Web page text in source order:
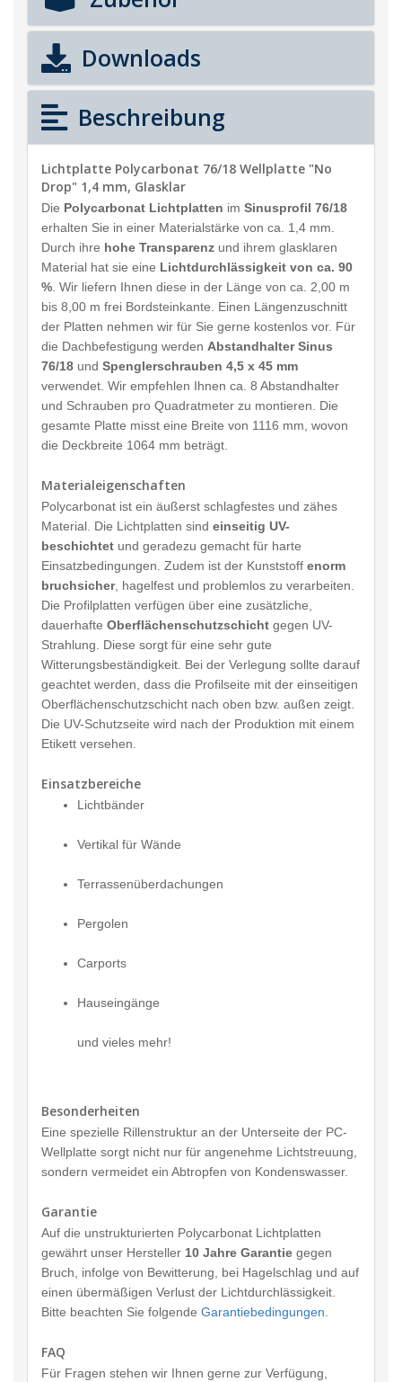
Downloads
Beschreibung
Lichtplatte Polycarbonat 76/18 Wellplatte "No
Drop" 1,4 mm, Glasklar
Die Polycarbonat Lichtplatten im Sinusprofil 76/18
erhalten Sie in einer Materialstärke von ca. 1,4 mm.
Durch ihre hohe Transparenz und ihrem glasklaren
Material hat sie eine Lichtdurchlässigkeit von ca. 90
%. Wir liefern Ihnen diese in der Länge von ca. 2,00 m
bis 8,00 m frei Bordsteinkante. Einen Längenzuschnitt
der Platten nehmen wir für Sie gerne kostenlos vor. Für
die Dachbefestigung werden Abstandhalter Sinus
76/18 und Spenglerschrauben 4,5 x 45 mm
verwendet. Wir empfehlen Ihnen ca. 8 Abstandhalter
und Schrauben pro Quadratmeter zu montieren. Die
gesamte Platte misst eine Breite von 1116 mm, wovon
die Deckbreite 1064 mm beträgt.
Materialeigenschaften
Polycarbonat ist ein äußerst schlagfestes und zähes
Material. Die Lichtplatten sind einseitig UV-
beschichtet und geradezu gemacht für harte
Einsatzbedingungen. Zudem ist der Kunststoff enorm
bruchsicher, hagelfest und problemlos zu verarbeiten.
Die Profilplatten verfügen über eine zusätzliche,
dauerhafte Oberflächenschutzschicht gegen UV-
Strahlung. Diese sorgt für eine sehr gute
Witterungsbeständigkeit. Bei der Verlegung sollte darauf
geachtet werden, dass die Profilseite mit der einseitigen
Oberflächenschutzschicht nach oben bzw. außen zeigt.
Die UV-Schutzseite wird nach der Produktion mit einem
Etikett versehen.
Einsatzbereiche
Lichtbänder
Vertikal für Wände
Terrassenüberdachungen
Pergolen
Carports
Hauseingänge
und vieles mehr!
Besonderheiten
Eine spezielle Rillenstruktur an der Unterseite der PC-
Wellplatte sorgt nicht nur für angenehme Lichtstreuung,
sondern vermeidet ein Abtropfen von Kondenswasser.
Garantie
Auf die unstrukturierten Polycarbonat Lichtplatten
gewährt unser Hersteller 10 Jahre Garantie gegen
Bruch, infolge von Bewitterung, bei Hagelschlag und auf
einen übermäßigen Verlust der Lichtdurchlässigkeit.
Bitte beachten Sie folgende Garantiebedingungen.
FAQ
Für Fragen stehen wir Ihnen gerne zur Verfügung,